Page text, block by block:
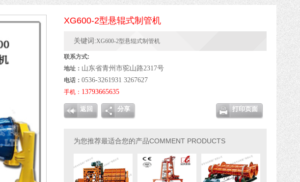
XG600-2型悬辊式制管机
关键词:XG600-2型悬辊式制管机
联系方式:
地址： 山东省青州市驼山路2317号
电话： 0536-3261931 3267627
手机： 13793665635
返回 分享 打印页面
为您推荐最适合您的产品COMMENT PRODUCTS